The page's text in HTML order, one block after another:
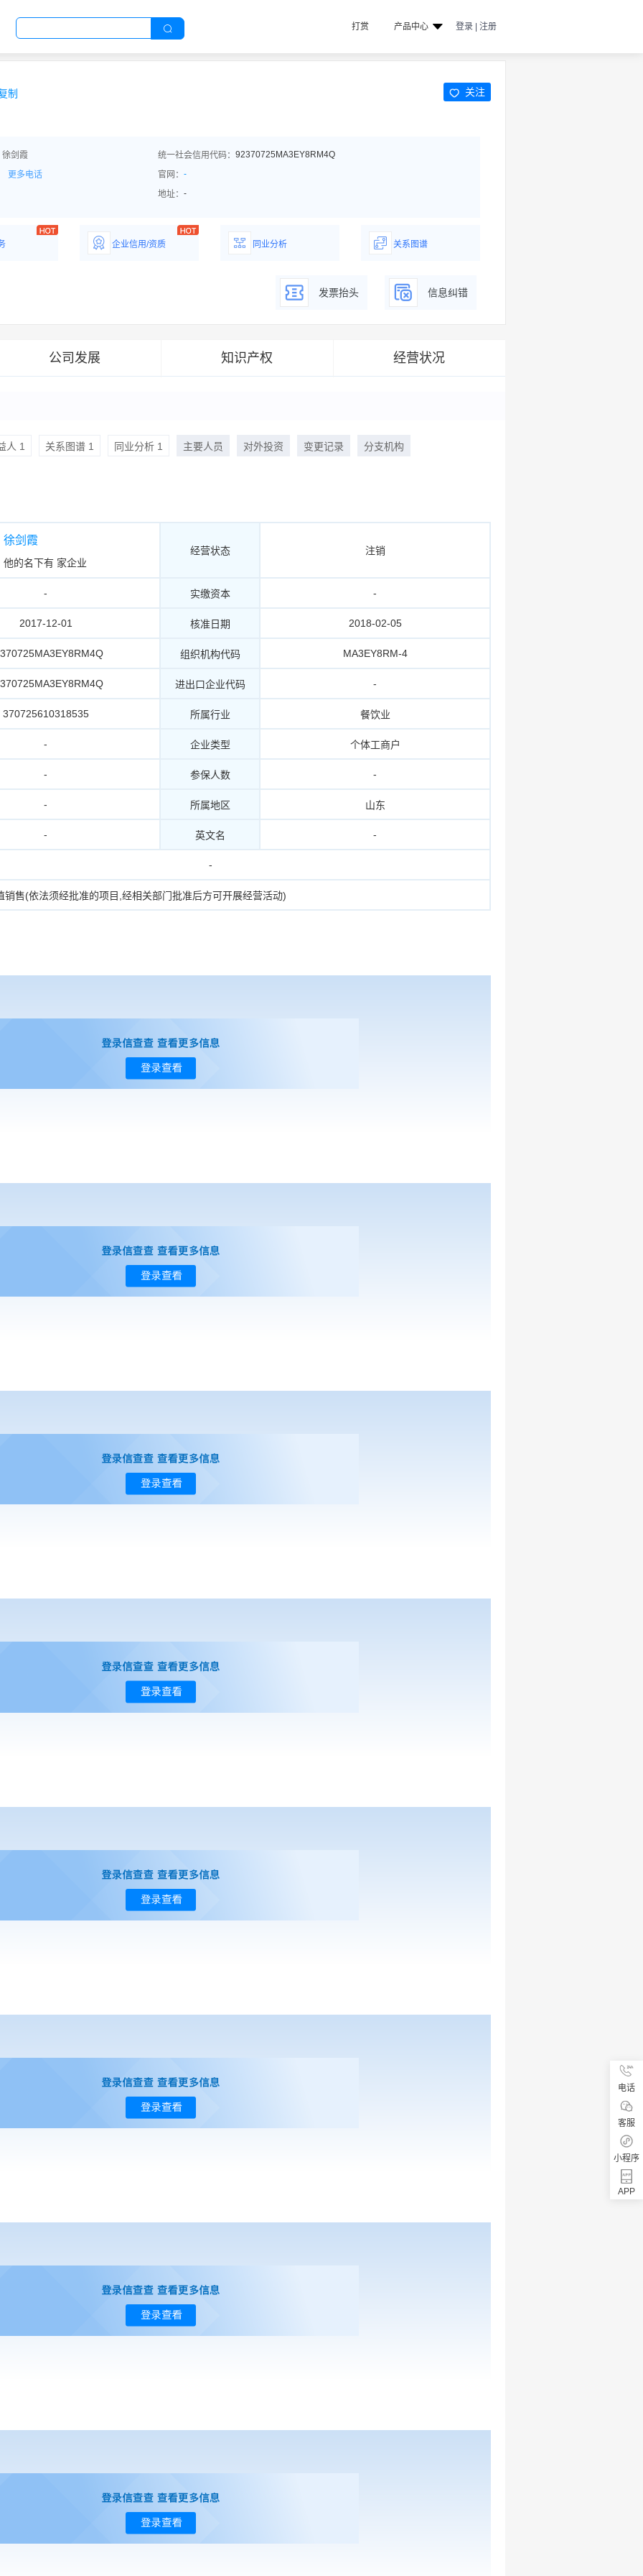
打赏 产品中心 登录 | 注册
制 关注
剑霞 统一社会信用代码： 92370725MA3EY8RM4Q
更多电话 官网： -
地址： -
企业信用/资质
同业分析
关系图谱
发票抬头 信息纠错
公司发展 知识产权 经营状况
人 1 关系图谱 1 同业分析 1 主要人员 对外投资 变更记录 分支机构
徐剑霞
他的名下有 家企业
经营状态 注销
- 实缴资本 -
2017-12-01 核准日期 2018-02-05
组织机构代码 MA3EY8RM-4
进出口企业代码 -
370725610318535 所属行业 餐饮业
- 企业类型 个体工商户
- 参保人数 -
- 所属地区 山东
- 英文名 -
-
销售(依法须经批准的项目,经相关部门批准后方可开展经营活动)
电话
客服
小程序
APP